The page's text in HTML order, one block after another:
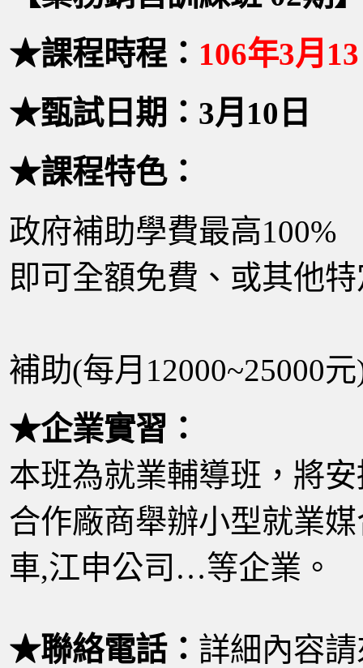
★課程時程： 106年3月
★甄試日期：3月10日
★課程特色：
政府補助學費最高
即可全額免費、或其他
補助(每月12000~25000
★企業實習：
本班為就業輔導班，將
合作廠商舉辦小型就業
車,江申公司…等企業。
★聯絡電話： 詳細內容